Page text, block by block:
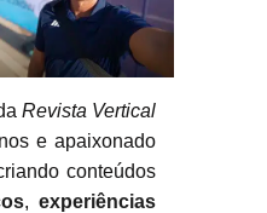
Revista Vertical
e apaixonado
conteúdos
,experiências